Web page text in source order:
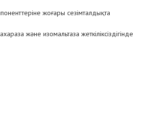
жоғары сезімталдықта
және изомальтаза жеткіліксіздігінде